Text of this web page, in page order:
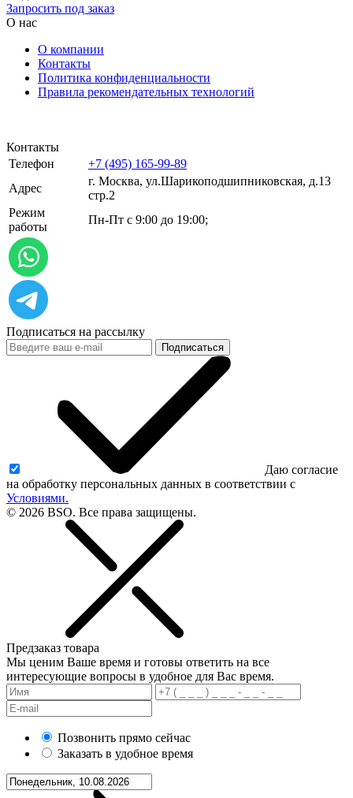
Запросить под заказ
О нас
О компании
Контакты
Политика конфиденциальности
Правила рекомендательных технологий
Контакты
Телефон
+7 (495) 165-99-89
Адрес
г. Москва, ул.​​Шарикоподшипниковская, д.13
стр.2
Режим
работы
Пн-Пт с 9:00 до 19:00;
Подписаться на рассылку
Подписаться
Даю согласие
на обработку персональных данных в соответствии с
Условиями.
© 2026 BSO. Все права защищены.
Предзаказ товара
Мы ценим Ваше время и готовы ответить на все
интересующие вопросы в удобное для Вас время.
Позвонить прямо сейчас
Заказать в удобное время